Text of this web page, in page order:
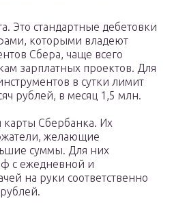
Это стандартные дебетовки
которыми владеют
Сбера, чаще всего
зарплатных проектов. Для
в сутки лимит
рублей, в месяц 1,5 млн.
карты Сбербанка. Их
желающие
суммы. Для них
с ежедневной и
на руки соответственно